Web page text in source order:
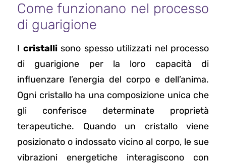
Come funzionano nel processo
di guarigione
I cristalli sono spesso utilizzati nel processo
di guarigione per la loro capacità di
influenzare l’energia del corpo e dell’anima.
Ogni cristallo ha una composizione unica che
gli conferisce determinate proprietà
terapeutiche. Quando un cristallo viene
posizionato o indossato vicino al corpo, le sue
vibrazioni energetiche interagiscono con